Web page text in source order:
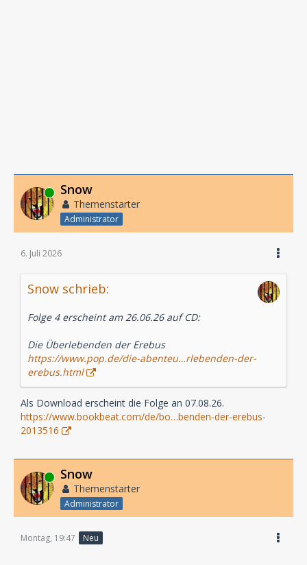
Online Snow
Themenstarter
Administrator
6. Juli 2026
Snow schrieb:
Folge 4 erscheint am 26.06.26 auf CD:
Die Überlebenden der Erebus
https://www.pop.de/die-abenteu…rlebenden-der-
erebus.html
Als Download erscheint die Folge an 07.08.26.
https://www.bookbeat.com/de/bo…benden-der-erebus-
2013516
Online Snow
Themenstarter
Administrator
Montag, 19:47 Neu